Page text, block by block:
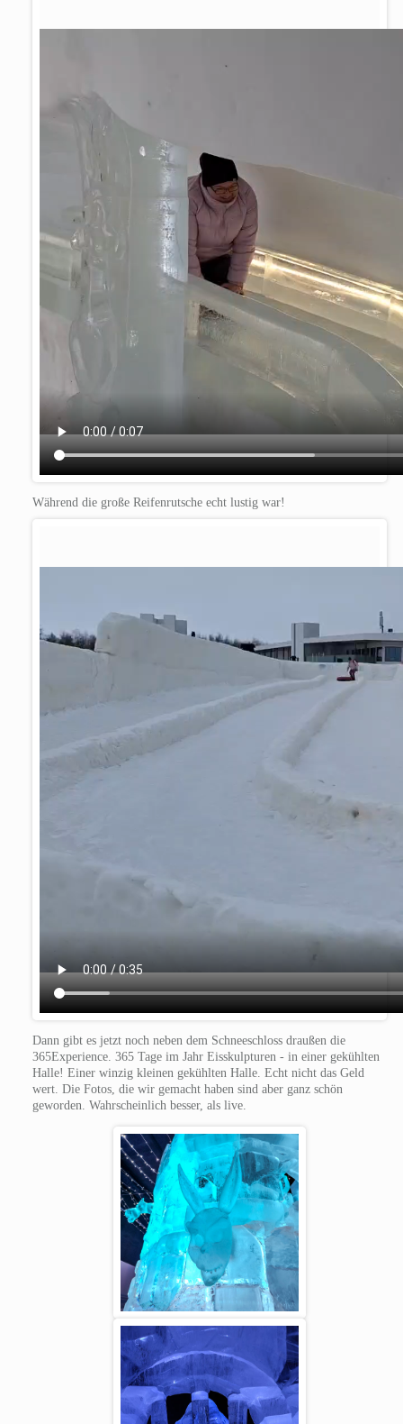
Während die große Reifenrutsche echt lustig war!
Dann gibt es jetzt noch neben dem Schneeschloss draußen die
365Experience. 365 Tage im Jahr Eisskulpturen - in einer gekühlten
Halle! Einer winzig kleinen gekühlten Halle. Echt nicht das Geld
wert. Die Fotos, die wir gemacht haben sind aber ganz schön
geworden. Wahrscheinlich besser, als live.